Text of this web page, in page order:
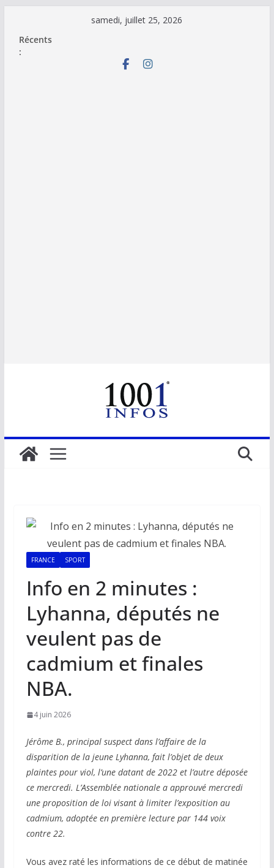
contenu
samedi, juillet 25, 2026
Récents
:
FRANCE SPORT
Info en 2 minutes :
Lyhanna, députés ne
veulent pas de
cadmium et finales
NBA.
4 juin 2026
Jérôme B., principal suspect dans l’affaire de la
disparition de la jeune Lyhanna, fait l’objet de deux
plaintes pour viol, l’une datant de 2022 et l’autre déposée
ce mercredi. L’Assemblée nationale a approuvé mercredi
une proposition de loi visant à limiter l’exposition au
cadmium, adoptée en première lecture par 144 voix
contre 22.
Vous avez raté les informations de ce début de matinée